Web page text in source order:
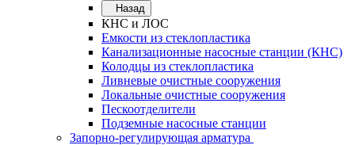
Назад
КНС и ЛОС
Емкости из стеклопластика
Канализационные насосные станции (КНС)
Колодцы из стеклопластика
Ливневые очистные сооружения
Локальные очистные сооружения
Пескоотделители
Подземные насосные станции
Запорно-регулирующая арматура